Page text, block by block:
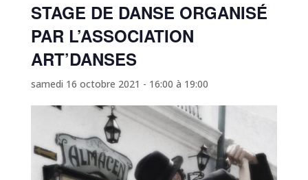
STAGE DE DANSE ORGANISÉ
PAR L’ASSOCIATION
ART’DANSES
samedi 16 octobre 2021 - 16:00 à 19:00